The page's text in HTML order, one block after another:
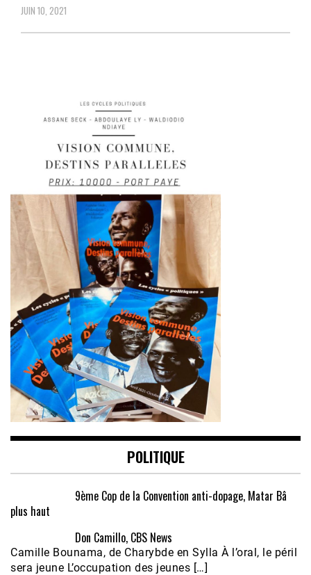
JUIN 10, 2021
POLITIQUE
9ème Cop de la Convention anti-dopage, Matar Bâ
plus haut
Don Camillo, CBS News
Camille Bounama, de Charybde en Sylla À l’oral, le péril
sera jeune L’occupation des jeunes […]